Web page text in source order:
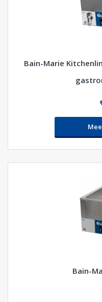
Bain-Marie
Bain-